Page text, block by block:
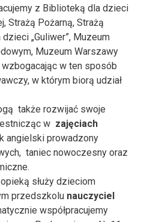
z Biblioteką dla dzieci
Strażą Pożarną, Strażą
„Guliwer”, Muzeum
Muzeum Warszawy
w ten sposób
w którym biorą udział
także rozwijać swoje
w zajęciach
angielski prowadzony
taniec nowoczesny oraz
służy dzieciom
przedszkolu nauczyciel
współpracujemy